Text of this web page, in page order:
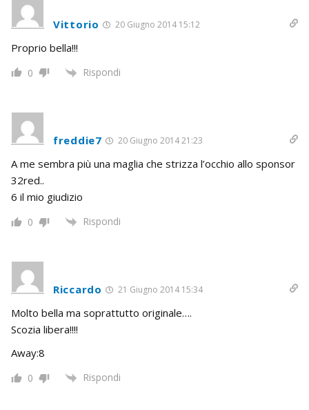
Vittorio 20 Giugno 2014 15:12
Proprio bella!!!
0 Rispondi
freddie7 20 Giugno 2014 21:23
A me sembra più una maglia che strizza l’occhio allo sponsor
32red..
6 il mio giudizio
0 Rispondi
Riccardo 21 Giugno 2014 15:34
Molto bella ma soprattutto originale….
Scozia libera!!!!
Away:8
0 Rispondi